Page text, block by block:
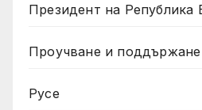
Президент на Република
Проучване и
Русе